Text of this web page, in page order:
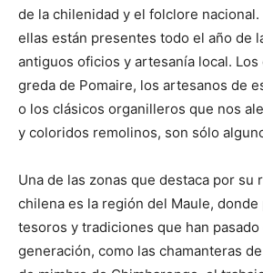
de la chilenidad y el folclore nacional.
ellas están presentes todo el año de
antiguos oficios y artesanía local. Los
greda de Pomaire, los artesanos de
o los clásicos organilleros que nos
y coloridos remolinos, son sólo
Una de las zonas que destaca por su
chilena es la región del Maule,
tesoros y tradiciones que han
generación, como las chamanteras